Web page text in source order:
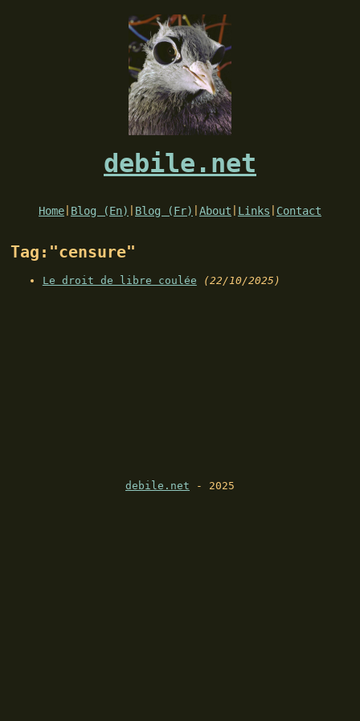
debile.net
Home Blog (En) Blog (Fr) About Links Contact
Tag:"censure"
Le droit de libre coulée (22/10/2025)
debile.net - 2025